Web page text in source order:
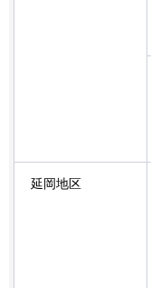
延岡地区